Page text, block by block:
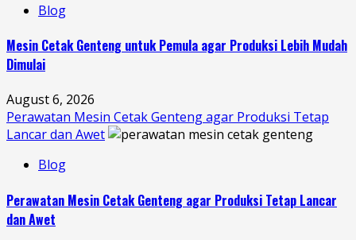
Blog
Mesin Cetak Genteng untuk Pemula agar Produksi Lebih Mudah
Dimulai
August 6, 2026
Perawatan Mesin Cetak Genteng agar Produksi Tetap
Lancar dan Awet
Blog
Perawatan Mesin Cetak Genteng agar Produksi Tetap Lancar
dan Awet